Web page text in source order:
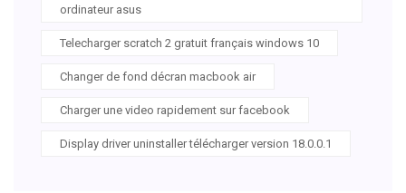
ordinateur asus
Telecharger scratch 2 gratuit français windows 10
Changer de fond décran macbook air
Charger une video rapidement sur facebook
Display driver uninstaller télécharger version 18.0.0.1